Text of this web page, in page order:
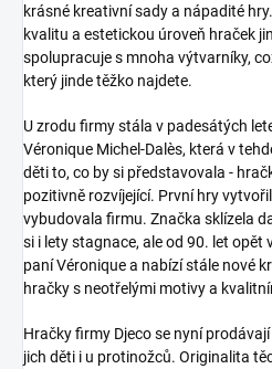
krásné kreativní sady a nápadité
kvalitu a estetickou úroveň hraček
spolupracuje s mnoha výtvarníky,
který jinde těžko najdete.
U zrodu firmy stála v padesátých
Véronique Michel-Dalès, která v
děti to, co by si představovala -
pozitivně rozvíjející. První hry
vybudovala firmu. Značka sklízela
si i lety stagnace, ale od 90. let opět
paní Véronique a nabízí stále nové
hračky s neotřelými motivy a
Hračky firmy Djecose nyní
jich děti i u protinožců. Originalita